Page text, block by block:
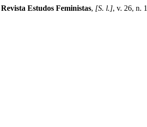
Revista Estudos Feministas, [S. l.], v. 26, n.